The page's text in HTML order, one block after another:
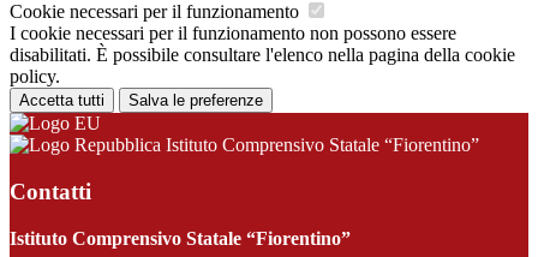
Cookie necessari per il funzionamento
I cookie necessari per il funzionamento non possono essere
disabilitati. È possibile consultare l'elenco nella pagina della cookie
policy.
Accetta tutti Salva le preferenze
Istituto Comprensivo Statale “Fiorentino”
Contatti
Istituto Comprensivo Statale “Fiorentino”